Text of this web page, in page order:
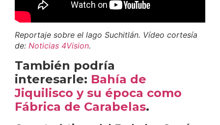
Reportaje sobre el lago Suchitlán. Vídeo cortesía
de: Noticias 4Vision.
También podría
interesarle: Bahía de
Jiquilisco y su época como
Fábrica de Carabelas.